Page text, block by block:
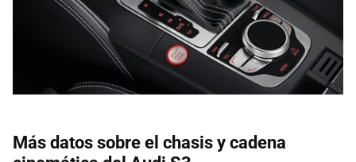
Más datos sobre el chasis y cadena